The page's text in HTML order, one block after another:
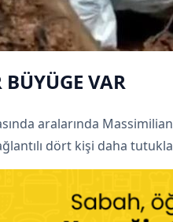
VAR
aralarında
dört kişi daha